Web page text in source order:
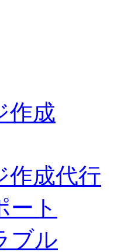
作成
作成代行
ート
ブル